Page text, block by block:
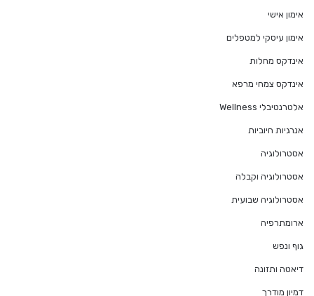
אימון אישי
אימון עיסקי למטפלים
אינדקס מחלות
אינדקס צמחי מרפא
אלטרנטיבלי Wellness
אנרגיות חיוביות
אסטרולוגיה
אסטרולוגיה וקבלה
אסטרולוגיה שבועית
ארומתרפיה
גוף ונפש
דיאטה ותזונה
דמיון מודרך